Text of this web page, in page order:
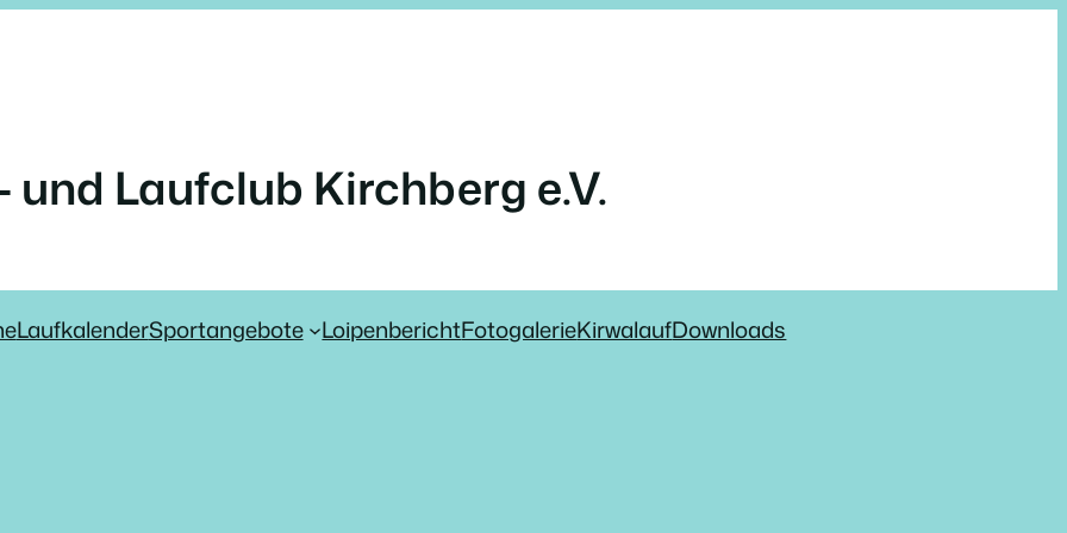
und Laufclub Kirchberg e.V.
LaufkalenderSportangebote LoipenberichtFotogalerieKirwalaufDownloads